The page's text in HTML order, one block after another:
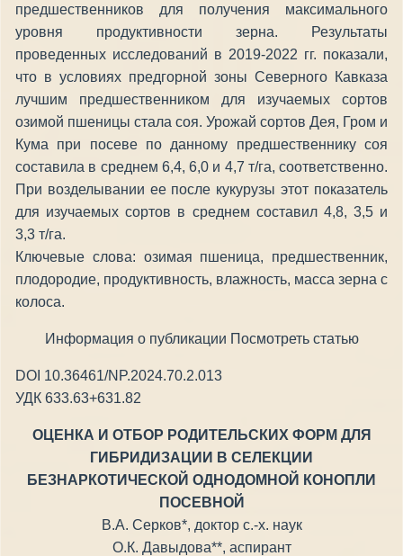
предшественников для получения максимального
уровня продуктивности зерна. Результаты
проведенных исследований в 2019-2022 гг. показали,
что в условиях предгорной зоны Северного Кавказа
лучшим предшественником для изучаемых сортов
озимой пшеницы стала соя. Урожай сортов Дея, Гром и
Кума при посеве по данному предшественнику соя
составила в среднем 6,4, 6,0 и 4,7 т/га, соответственно.
При возделывании ее после кукурузы этот показатель
для изучаемых сортов в среднем составил 4,8, 3,5 и
3,3 т/га.
Ключевые слова: озимая пшеница, предшественник,
плодородие, продуктивность, влажность, масса зерна с
колоса.
Информация о публикации Посмотреть статью
DOI 10.36461/NP.2024.70.2.013
УДК 633.63+631.82
ОЦЕНКА И ОТБОР РОДИТЕЛЬСКИХ ФОРМ ДЛЯ
ГИБРИДИЗАЦИИ В СЕЛЕКЦИИ
БЕЗНАРКОТИЧЕСКОЙ ОДНОДОМНОЙ КОНОПЛИ
ПОСЕВНОЙ
В.А. Серков*, доктор с.-х. наук
О.К. Давыдова**, аспирант